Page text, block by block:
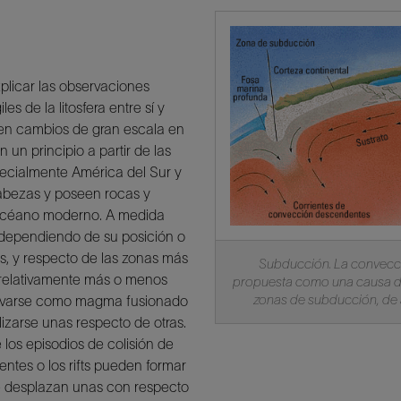
las observaciones
de la litosfera entre sí y
cambios de gran escala en
un principio a partir de las
América del Sur y
y poseen rocas y
moderno. A medida
de su posición o
y respecto de las zonas más
más o menos
como magma fusionado
unas respecto de otras.
episodios de colisión de
o los rifts pueden formar
unas con respecto
Subducción. La
propuesta como una causa
zonas de subducción,